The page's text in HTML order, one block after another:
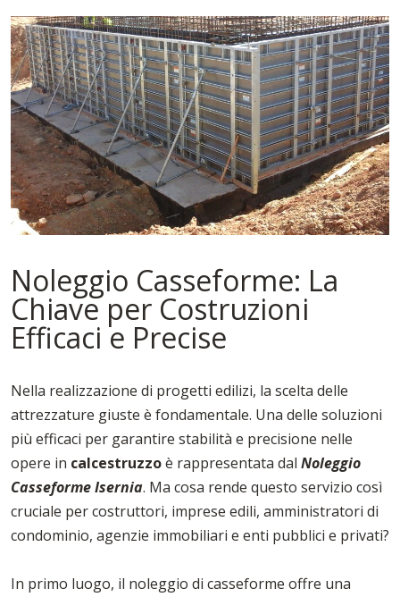
Noleggio Casseforme: La
Chiave per Costruzioni
Efficaci e Precise
Nella realizzazione di progetti edilizi, la scelta delle
attrezzature giuste è fondamentale. Una delle soluzioni
più efficaci per garantire stabilità e precisione nelle
opere in calcestruzzoè rappresentata dal Noleggio
Casseforme Isernia. Ma cosa rende questo servizio così
cruciale per costruttori, imprese edili, amministratori di
condominio, agenzie immobiliari e enti pubblici e privati?
In primo luogo, il noleggio di casseforme offre una